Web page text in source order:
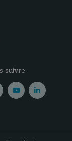
suivre :